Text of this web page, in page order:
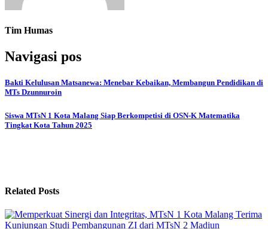
Tim Humas
Navigasi pos
Bakti Kelulusan Matsanewa: Menebar Kebaikan, Membangun Pendidikan di
MTs Dzunnuroin
Siswa MTsN 1 Kota Malang Siap Berkompetisi di OSN-K Matematika
Tingkat Kota Tahun 2025
Related Posts